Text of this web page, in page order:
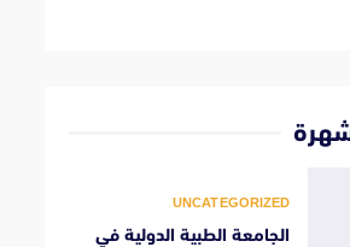
شهرة
UNCATEGORIZED
الجامعة الطبية الدولية في